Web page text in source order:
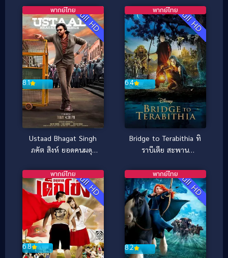
Full HD
8.1
พากย์ไทย
Ustaad Bhagat Singh
ภคัต สิงห์ ยอดคนผดุง
Full HD
6.4
พากย์ไทย
Bridge to Terabithia ทิ
ราบีเตีย สะพาน
Full HD
6.8
พากย์ไทย Full HD
8.2
พากย์ไทย